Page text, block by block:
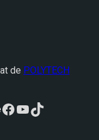
de POLYTECH
Facebook
YouTube
TikTok